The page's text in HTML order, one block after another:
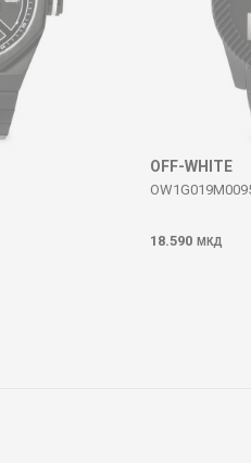
OFF-WHITE
18.590 МКД